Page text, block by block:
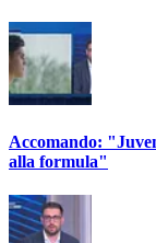
Accomando:
alla formula"